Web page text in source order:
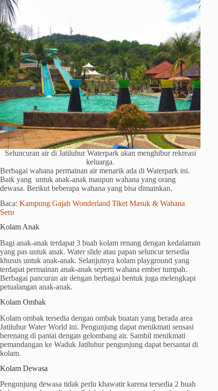
Seluncuran air di Jatiluhur Waterpark akan menghibur rekreasi
keluarga.
Berbagai wahana permainan air menarik ada di Waterpark ini.
Baik yang untuk anak-anak maupun wahana yang orang
dewasa. Berikut beberapa wahana yang bisa dimainkan.
Baca: Kampung Gajah Wonderland Tiket Masuk & Wahana
Seru
Kolam Anak
Bagi anak-anak terdapat 3 buah kolam renang dengan kedalaman
yang pas untuk anak. Water slide atau papan seluncur tersedia
khusus untuk anak-anak. Selanjutnya kolam playground yang
terdapat permainan anak-anak seperti wahana ember tumpah.
Berbagai pancuran air dengan berbagai bentuk juga melengkapi
petualangan anak-anak.
Kolam Ombak
Kolam ombak tersedia dengan ombak buatan yang berada area
Jatiluhur Water World ini. Pengunjung dapat menikmati sensasi
berenang di pantai dengan gelombang air. Sambil menikmati
pemandangan ke Waduk Jatiluhur pengunjung dapat bersantai di
kolam.
Kolam Dewasa
Pengunjung dewasa tidak perlu khawatir karena tersedia 2 buah